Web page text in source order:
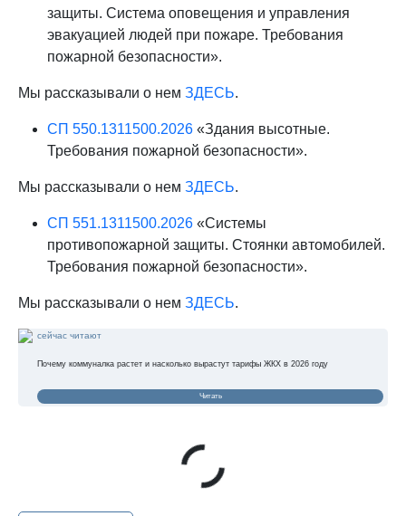
защиты. Система оповещения и управления
эвакуацией людей при пожаре. Требования
пожарной безопасности».
Мы рассказывали о нем ЗДЕСЬ.
СП 550.1311500.2026 «Здания высотные.
Требования пожарной безопасности».
Мы рассказывали о нем ЗДЕСЬ.
СП 551.1311500.2026 «Системы
противопожарной защиты. Стоянки автомобилей.
Требования пожарной безопасности».
Мы рассказывали о нем ЗДЕСЬ.
сейчас читают
Почему коммуналка растет и насколько вырастут тарифы ЖКХ в 2026 году
Читать